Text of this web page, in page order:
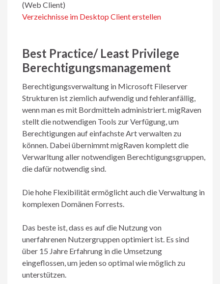
(Web Client)
Verzeichnisse im Desktop Clienterstellen
Best Practice/ Least Privilege
Berechtigungsmanagement
Berechtigungsverwaltung in Microsoft Fileserver
Strukturen ist ziemlich aufwendig und fehleranfällig,
wenn man es mit Bordmitteln administriert. migRaven
stellt die notwendigen Tools zur Verfügung, um
Berechtigungen auf einfachste Art verwalten zu
können. Dabei übernimmt migRaven komplett die
Verwarltung aller notwendigen Berechtigungsgruppen,
die dafür notwendig sind.
Die hohe Flexibilität ermöglicht auch die Verwaltung in
komplexen Domänen Forrests.
Das beste ist, dass es auf die Nutzung von
unerfahrenen Nutzergruppen optimiert ist. Es sind
über 15 Jahre Erfahrung in die Umsetzung
eingeflossen, um jeden so optimal wie möglich zu
unterstützen.